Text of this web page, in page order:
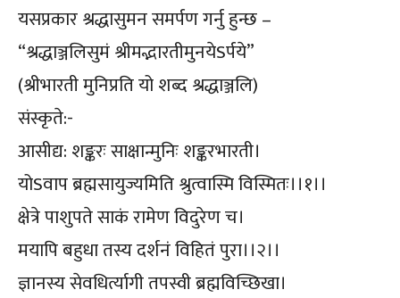
यसप्रकार श्रद्धासुमन समर्पण गर्नु हुन्छ –
“श्रद्धाञ्जलिसुमं श्रीमद्भारतीमुनयेSर्पये”
(श्रीभारती मुनिप्रति यो शब्द श्रद्धाञ्जलि)
संस्कृते:-
आसीद्य: शङ्करः साक्षान्मुनिः शङ्करभारती।
योSवाप ब्रह्मसायुज्यमिति श्रुत्वास्मि विस्मितः।।१।।
क्षेत्रे पाशुपते साकं रामेण विदुरेण च।
मयापि बहुधा तस्य दर्शनं विहितं पुरा।।२।।
ज्ञानस्य सेवधिर्त्यागी तपस्वी ब्रह्मविच्छिखा।